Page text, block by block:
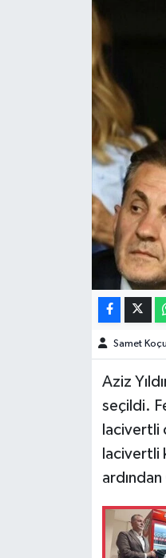
Samet
Aziz
seçildi.
lacivertli
lacivertli
Resmi İlanlar
Sinemalar
Siyaset
Yeme-İçme